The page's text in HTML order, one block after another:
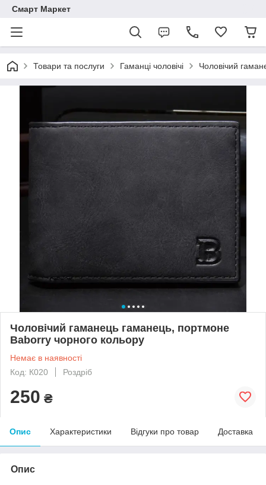
Смарт Маркет
Товари та послуги Гаманці чоловічі Чоловічий
Чоловічий гаманець гаманець, портмоне
Baborry чорного кольору
Немає в наявності
Код: К020
Роздріб
250 ₴
Опис Характеристики Відгуки про товар Доставка
Опис